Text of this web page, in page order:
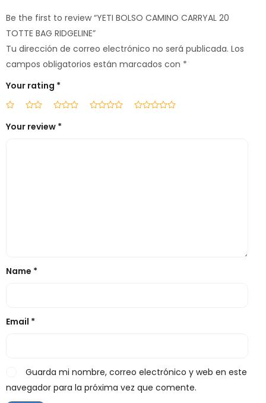
Be the first to review “YETI BOLSO CAMINO CARRYAL 20
TOTTE BAG RIDGELINE”
Tu dirección de correo electrónico no será publicada. Los
campos obligatorios están marcados con *
Your rating *
Your review *
Name *
Email *
Guarda mi nombre, correo electrónico y web en este
navegador para la próxima vez que comente.